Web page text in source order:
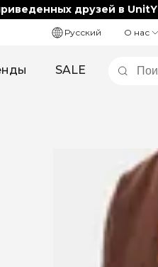
друзей в UnitY
Русский О нас
SALE